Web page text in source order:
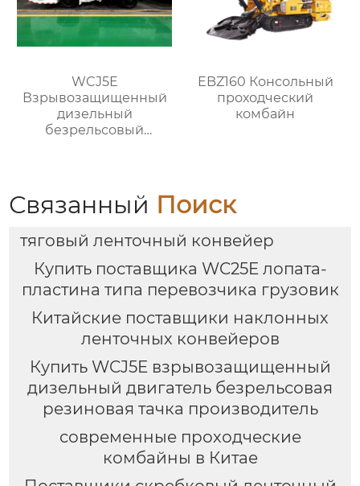
WCJ5E
Взрывозащищенный
дизельный
безрельсовый
EBZ160 Консольный
проходческий
комбайн
Связанный Поиск
тяговый ленточный конвейер
Купить поставщика WC25E лопата-
пластина типа перевозчика грузовик
Китайские поставщики наклонных
ленточных конвейеров
Купить WCJ5E взрывозащищенный
дизельный двигатель безрельсовая
резиновая тачка производитель
современные проходческие
комбайны в Китае